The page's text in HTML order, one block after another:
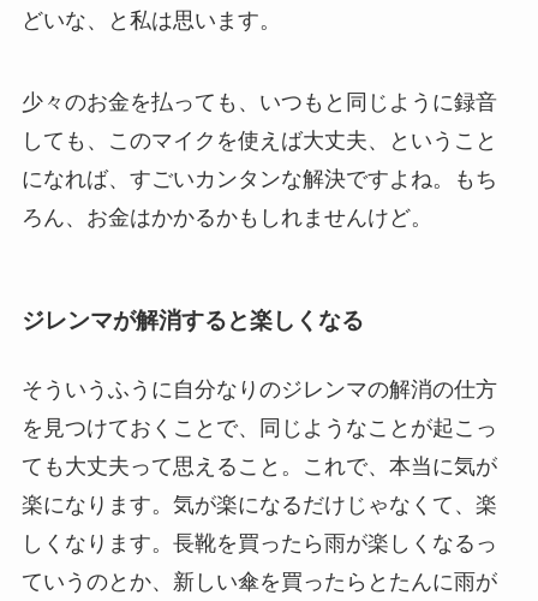
どいな、と私は思います。
少々のお金を払っても、いつもと同じように録音
しても、このマイクを使えば大丈夫、ということ
になれば、すごいカンタンな解決ですよね。もち
ろん、お金はかかるかもしれませんけど。
ジレンマが解消すると楽しくなる
そういうふうに自分なりのジレンマの解消の仕方
を見つけておくことで、同じようなことが起こっ
ても大丈夫って思えること。これで、本当に気が
楽になります。気が楽になるだけじゃなくて、楽
しくなります。長靴を買ったら雨が楽しくなるっ
ていうのとか、新しい傘を買ったらとたんに雨が